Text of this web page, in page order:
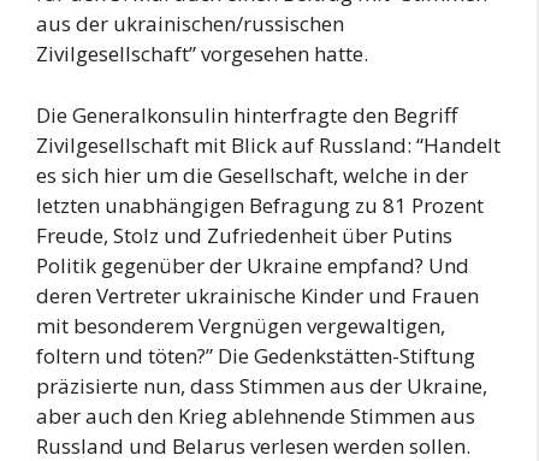
aus der ukrainischen/russischen
Zivilgesellschaft” vorgesehen hatte.
Die Generalkonsulin hinterfragte den Begriff
Zivilgesellschaft mit Blick auf Russland: “Handelt
es sich hier um die Gesellschaft, welche in der
letzten unabhängigen Befragung zu 81 Prozent
Freude, Stolz und Zufriedenheit über Putins
Politik gegenüber der Ukraine empfand? Und
deren Vertreter ukrainische Kinder und Frauen
mit besonderem Vergnügen vergewaltigen,
foltern und töten?” Die Gedenkstätten-Stiftung
präzisierte nun, dass Stimmen aus der Ukraine,
aber auch den Krieg ablehnende Stimmen aus
Russland und Belarus verlesen werden sollen.